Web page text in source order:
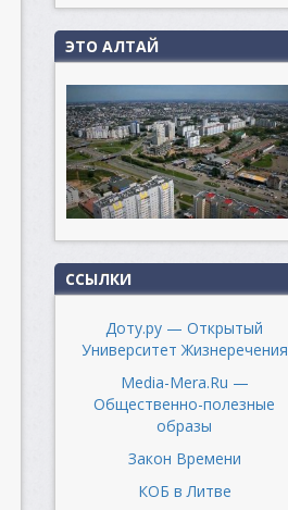
ЭТО АЛТАЙ
ССЫЛКИ
Доту.ру — Открытый
Университет Жизнеречения
Media-Mera.Ru —
Общественно-полезные
образы
Закон Времени
КОБ в Литве